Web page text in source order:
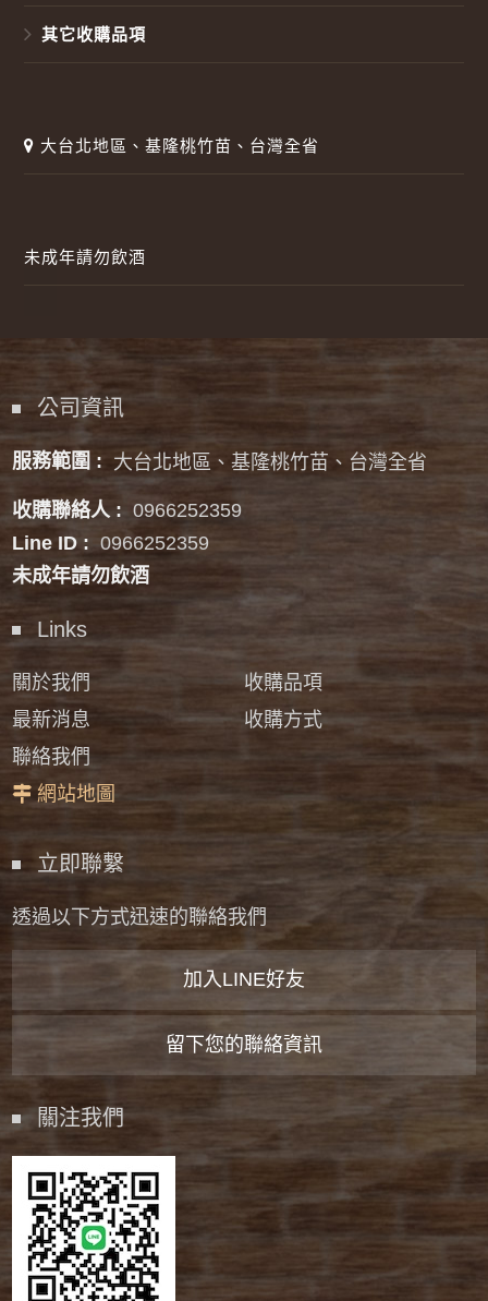
其它收購品項
大台北地區、基隆桃竹苗、台灣全省
未成年請勿飲酒
公司資訊
服務範圍 : 大台北地區、基隆桃竹苗、台灣全省
收購聯絡人 : 0966252359
Line ID : 0966252359
未成年請勿飲酒
Links
關於我們
收購品項
最新消息
收購方式
聯絡我們
網站地圖
立即聯繫
透過以下方式迅速的聯絡我們
加入LINE好友
留下您的聯絡資訊
關注我們